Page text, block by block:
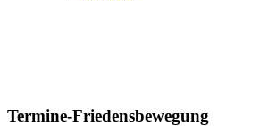
Termine-Friedensbewegung